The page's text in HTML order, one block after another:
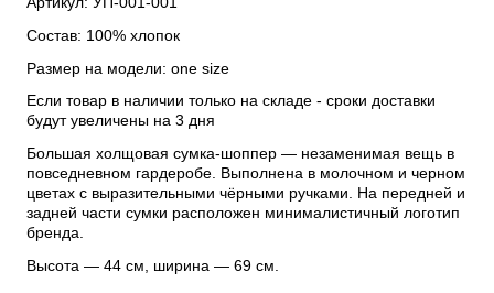
Состав: 100% хлопок
Размер на модели: one size
Если товар в наличии только на складе - сроки доставки
будут увеличены на 3 дня
Большая холщовая сумка-шоппер — незаменимая вещь в
повседневном гардеробе. Выполнена в молочном и черном
цветах с выразительными чёрными ручками. На передней и
задней части сумки расположен минималистичный логотип
бренда.
Высота — 44 см, ширина — 69 см.